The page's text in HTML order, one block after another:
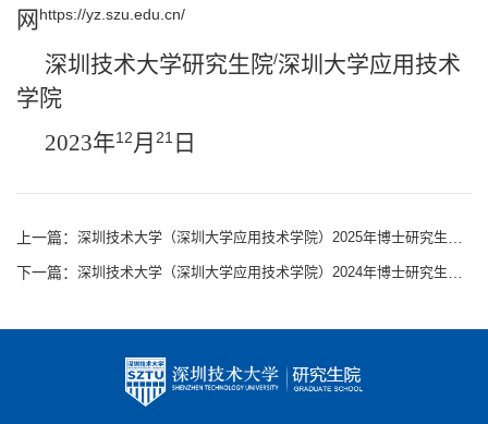
网 https://yz.szu.edu.cn/
深圳技术大学研究生院/深圳大学应用技术
学院
2023年12月 21 日
上一篇： 深圳技术大学（深圳大学应用技术学院）2025年博士研究生招生工作实施细则-光机电工程与应用专业
下一篇： 深圳技术大学（深圳大学应用技术学院）2024年博士研究生招生工作实施细则-电子信息类别专业博士